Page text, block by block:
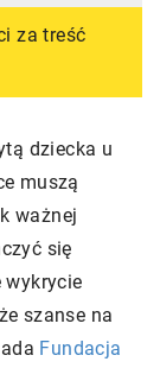
za treść
dziecka u
muszą
ważnej
się
wykrycie
szanse na
Fundacja